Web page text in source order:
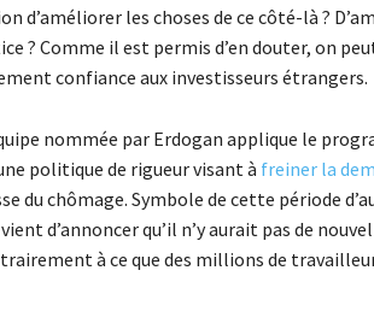
d’améliorer les choses de ce côté-là ?
? Comme il est permis d’en douter, on
confiance aux investisseurs étrangers.
nommée par Erdogan applique le
politique de rigueur visant à freiner la
du chômage. Symbole de cette période
d’annoncer qu’il n’y aurait pas de
à ce que des millions de